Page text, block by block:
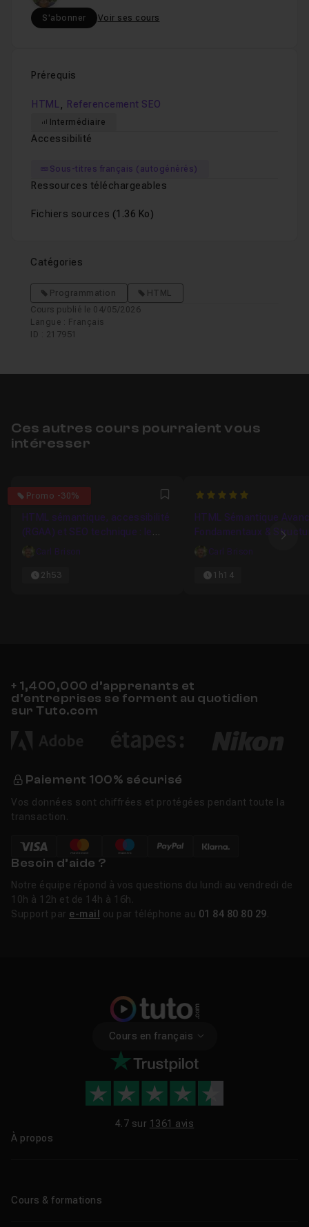
S'abonner Voir ses cours
Prérequis
HTML , Referencement SEO
Intermédiaire
Accessibilité
Sous-titres français (autogénérés)
Ressources téléchargeables
Fichiers sources (1.36 Ko)
Catégories
Programmation
HTML
Cours publié le 04/05/2026
Langue : Français
ID : 217951
Ces autres cours pourraient vous
intéresser
Promo -30%
5 Favori
HTML sémantique, accessibilité
(RGAA) et SEO technique : le
bundle complet pour coder pro
Carl Brison
2h53
5
HTML Sémantique
Fondamentaux &
Professionnelle #1/3.
Carl Brison
1h14
+ 1,400,000 d’apprenants et
d’entreprises se forment au quotidien
sur Tuto.com
Paiement 100% sécurisé
Vos données sont chiffrées et protégées pendant toute la
transaction.
Besoin d’aide ?
Notre équipe répond à vos questions du lundi au vendredi de
10h à 12h et de 14h à 16h.
Support par e-mail ou par téléphone au 01 84 80 80 29
Cours en français
4.7 sur 1361 avis
À propos
Cours & formations